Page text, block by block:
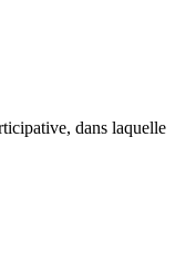
dans laquelle